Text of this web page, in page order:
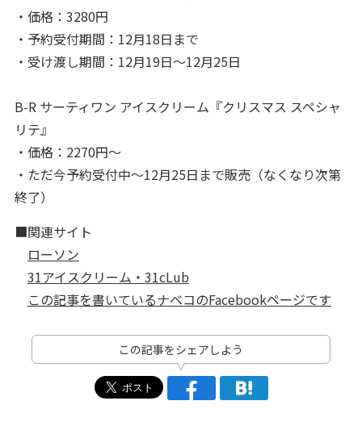
・価格：3280円
・予約受付期間：12月18日まで
・受け渡し期間：12月19日～12月25日
B-R サーティワン アイスクリーム『クリスマス スペシャ
リテ』
・価格：2270円～
・ただ今予約受付中～12月25日まで販売（なくなり次第
終了）
■関連サイト
ローソン
31アイスクリーム・31cLub
この記事を書いているナベコのFacebookページです
この記事をシェアしよう